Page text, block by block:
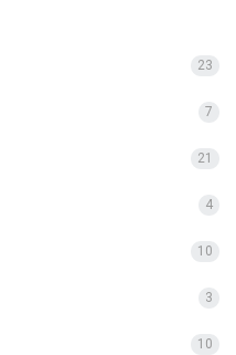
23
7
21
4
10
3
10